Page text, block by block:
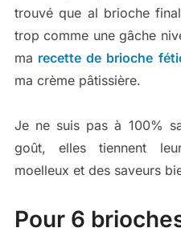
trouvé que al brioche
trop comme une gâche
ma recette de brioche
ma crème pâtissière.
Je ne suis pas à 100%
goût, elles tiennent
moelleux et des saveurs
Pour 6